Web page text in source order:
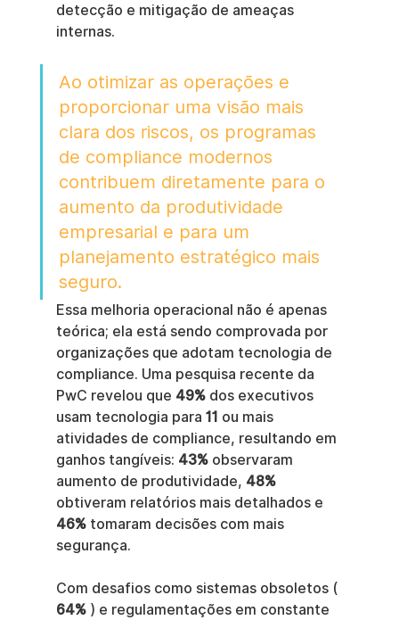
detecção e mitigação de ameaças
internas.
Ao otimizar as operações e
proporcionar uma visão mais
clara dos riscos, os programas
de compliance modernos
contribuem diretamente para o
aumento da produtividade
empresarial e para um
planejamento estratégico mais
seguro.
Essa melhoria operacional não é apenas
teórica; ela está sendo comprovada por
organizações que adotam tecnologia de
compliance. Uma pesquisa recente da
PwC revelou que 49% dos executivos
usam tecnologia para 11 ou mais
atividades de compliance, resultando em
ganhos tangíveis: 43% observaram
aumento de produtividade, 48%
obtiveram relatórios mais detalhados e
46% tomaram decisões com mais
segurança.
Com desafios como sistemas obsoletos (
64% ) e regulamentações em constante